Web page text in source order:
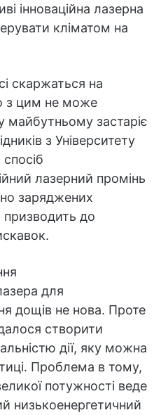
інноваційна лазерна
кліматом на
скаржаться на
з цим не може
майбутньому застаріє
з Університету
лазерний промінь
заряджених
до
для
дощів не нова. Проте
створити
дії, яку можна
Проблема в тому,
потужності веде
низькоенергетичний